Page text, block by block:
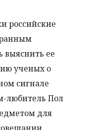
российские
выяснить ее
ученых о
сигнале
любитель Пол
для